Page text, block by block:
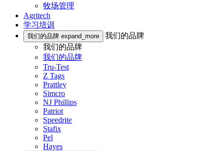
牧场管理
Agritech
学习培训
我们的品牌 expand_more
我们的品牌
我们的品牌
我们的品牌
Tru-Test
Z Tags
Prattley
Simcro
NJ Phillips
Patriot
Speedrite
Stafix
Pel
Hayes